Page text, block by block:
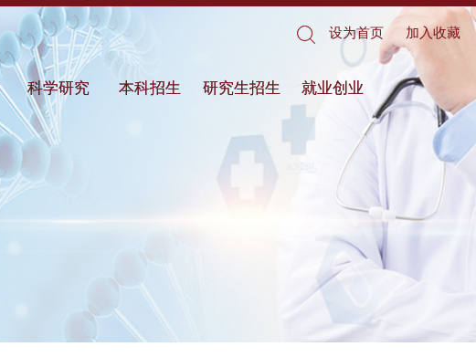
设为首页 加入收藏
科学研究 本科招生 研究生招生 就业创业